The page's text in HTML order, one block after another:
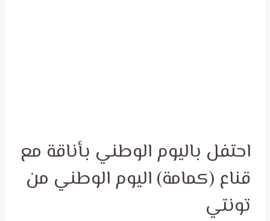
احتفل باليوم الوطني بأناقة مع
قناع (كمامة) اليوم الوطني من
تونتي